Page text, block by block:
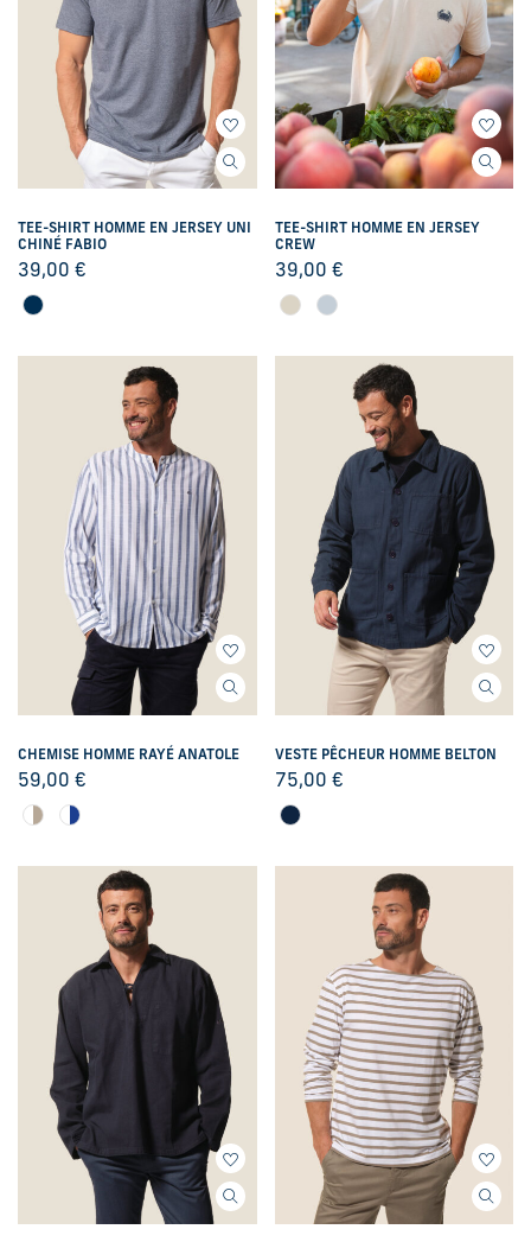
TEE-SHIRT HOMME EN JERSEY UNI
CHINÉ FABIO
39,00 €
TEE-SHIRT HOMME EN JERSEY
CREW
39,00 €
CHEMISE HOMME RAYÉ ANATOLE
59,00 €
VESTE PÊCHEUR HOMME BELTON
75,00 €